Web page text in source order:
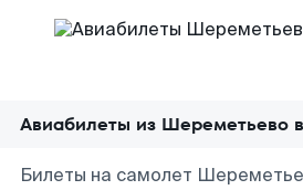
Авиабилеты из Шереметьево
Билеты на самолет